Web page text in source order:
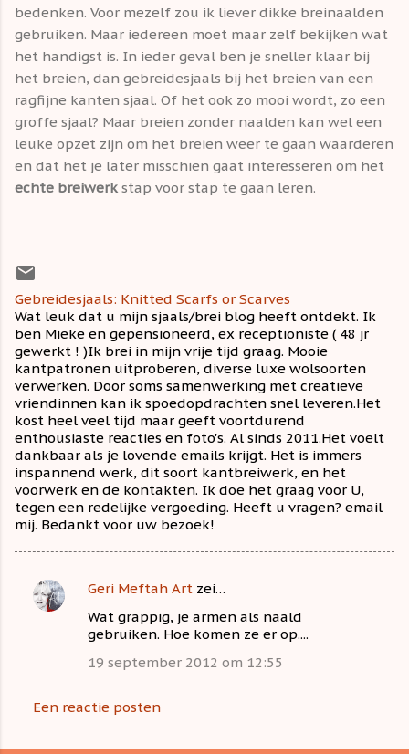
bedenken. Voor mezelf zou ik liever dikke breinaalden
gebruiken. Maar iedereen moet maar zelf bekijken wat
het handigst is. In ieder geval ben je sneller klaar bij
het breien, dan gebreidesjaals bij het breien van een
ragfijne kanten sjaal. Of het ook zo mooi wordt, zo een
groffe sjaal? Maar breien zonder naalden kan wel een
leuke opzet zijn om het breien weer te gaan waarderen
en dat het je later misschien gaat interesseren om het
echte breiwerk stap voor stap te gaan leren.
Gebreidesjaals: Knitted Scarfs or Scarves
Wat leuk dat u mijn sjaals/brei blog heeft ontdekt. Ik
ben Mieke en gepensioneerd, ex receptioniste ( 48 jr
gewerkt ! )Ik brei in mijn vrije tijd graag. Mooie
kantpatronen uitproberen, diverse luxe wolsoorten
verwerken. Door soms samenwerking met creatieve
vriendinnen kan ik spoedopdrachten snel leveren.Het
kost heel veel tijd maar geeft voortdurend
enthousiaste reacties en foto's. Al sinds 2011.Het voelt
dankbaar als je lovende emails krijgt. Het is immers
inspannend werk, dit soort kantbreiwerk, en het
voorwerk en de kontakten. Ik doe het graag voor U,
tegen een redelijke vergoeding. Heeft u vragen? email
mij. Bedankt voor uw bezoek!
R
t
Geri Meftah Art zei…
Wat grappig, je armen als naald
gebruiken. Hoe komen ze er op....
19 september 2012 om 12:55
Een reactie posten